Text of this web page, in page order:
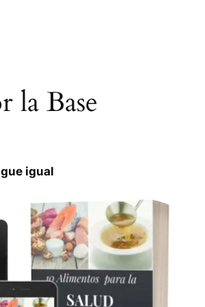
la Base
igual